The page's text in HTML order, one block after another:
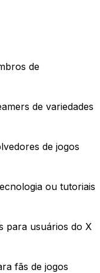
de
de variedades
de jogos
ou tutoriais
para usuários do X
fãs de jogos